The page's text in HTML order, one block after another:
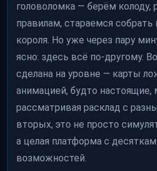
головоломка — берём колоду,
правилам, стараемся собрать
короля. Но уже через пару
ясно: здесь всё по-другому.
сделана на уровне — карты
анимацией, будто настоящие,
рассматривая расклад с
вторых, это не просто
а целая платформа с
возможностей.